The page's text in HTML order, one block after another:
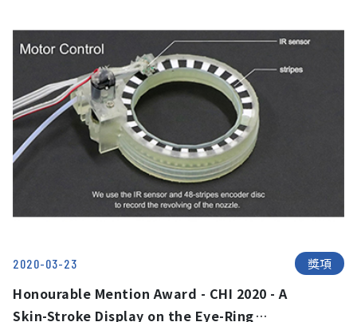
獎項
2020-03-23
Honourable Mention Award - CHI 2020 - A
Skin-Stroke Display on the Eye-Ring